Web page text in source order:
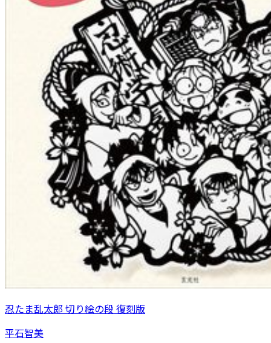
忍たま乱太郎 切り絵の段 復刻版
平石智美